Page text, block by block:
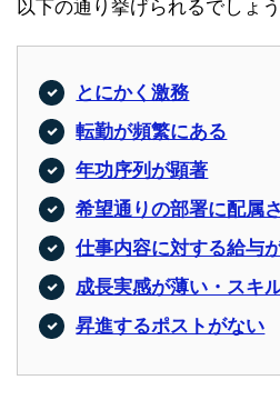
以下の通り挙げられるでしょう
とにかく激務
転勤が頻繁にある
年功序列が顕著
希望通りの部署に配属
仕事内容に対する給与
成長実感が薄い・スキ
昇進するポストがない